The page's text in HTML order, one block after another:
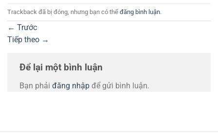
Trackback đã bị đóng, nhưng bạn có thể đăng bình luận.
← Trước
Tiếp theo →
Để lại một bình luận
Bạn phải đăng nhập để gửi bình luận.